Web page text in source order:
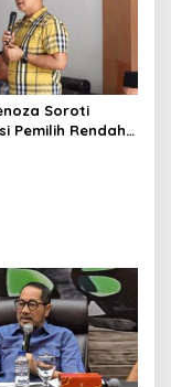
Soroti
Pemilih Rendah